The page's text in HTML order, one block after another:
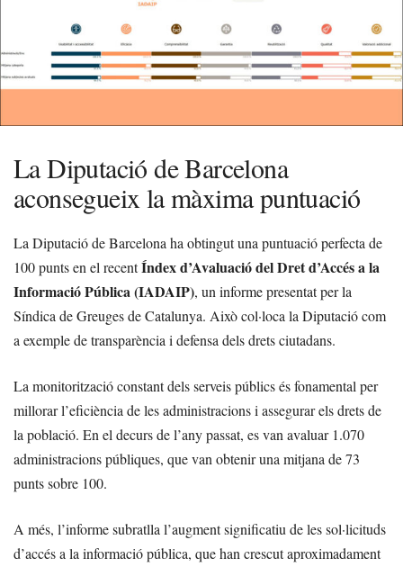
La Diputació de Barcelona
aconsegueix la màxima puntuació
La Diputació de Barcelona ha obtingut una puntuació perfecta de
100 punts en el recentÍndex d’Avaluació del Dret d’Accés a la
Informació Pública (IADAIP), un informe presentat per la
Síndica de Greuges de Catalunya. Això col·loca la Diputació com
a exemple de transparència i defensa dels drets ciutadans.
La monitorització constant dels serveis públics és fonamental per
millorar l’eficiència de les administracions i assegurar els drets de
la població. En el decurs de l’any passat, es van avaluar 1.070
administracions públiques, que van obtenir una mitjana de 73
punts sobre 100.
A més, l’informe subratlla l’augment significatiu de les sol·licituds
d’accés a la informació pública, que han crescut aproximadament